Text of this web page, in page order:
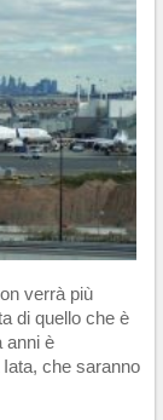
verrà più
di quello che è
anni è
che saranno